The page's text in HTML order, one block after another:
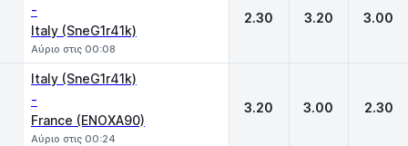
-
Italy (SneG1r41k)
Αύριο στις 00:08
2.30 3.20 3.00
Italy (SneG1r41k)
-
France (ENOXA90)
Αύριο στις 00:24
3.20 3.00 2.30